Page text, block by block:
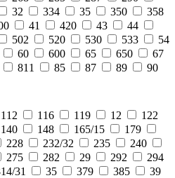
32 334 35 350
358
41 420 43
44
502 520 530 533
54
60 600 65 650
67
811 85 87 89
90
112 116 119 12
122
140 148 165/15
179
228 232/32 235
240
275 282 29 292
294
31 35 379 385
39